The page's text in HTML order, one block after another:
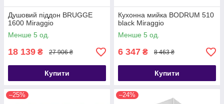
Душовий піддон BRUGGE
1600 Miraggio
Менше 5 од.
18 139 ₴ 27 906 ₴
Купити
Кухонна мийка BODRUM 510
black Miraggio
Менше 5 од.
6 347 ₴ 8 463 ₴
Купити
–25% –24%